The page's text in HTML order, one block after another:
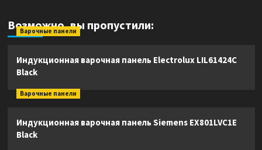
Возможно, вы пропустили:
Варочные панели
Индукционная варочная панель Electrolux LIL61424C
Black
Варочные панели
Индукционная варочная панель Siemens EX801LVC1E
Black